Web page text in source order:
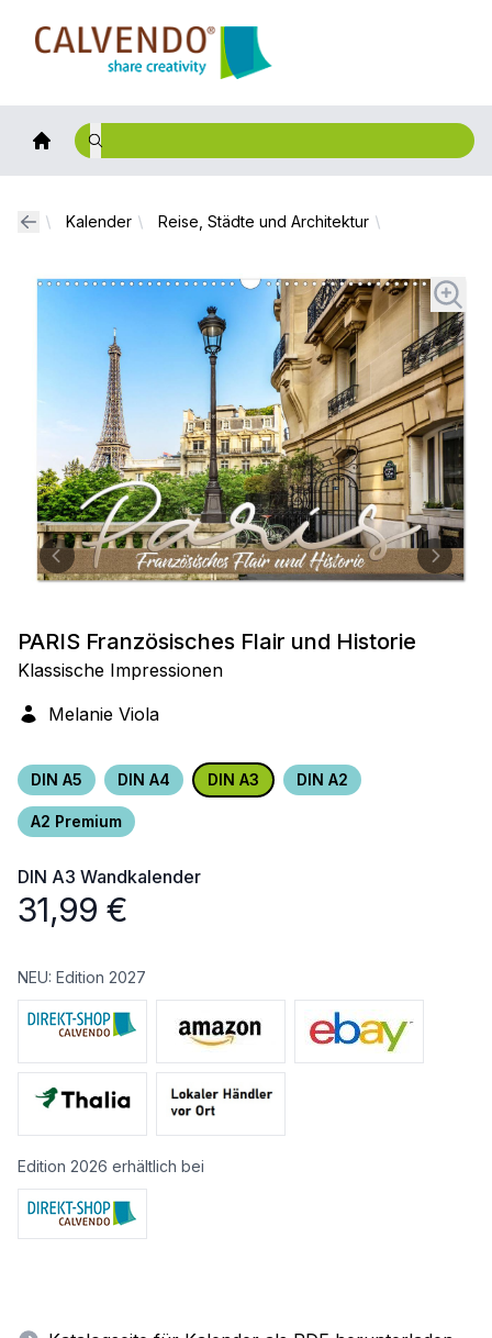
Calvendo
Kalender Reise, Städte und Architektur
PARIS Französisches Flair und Historie
Klassische Impressionen
Melanie Viola
DIN A5 DIN A4 DIN A3 DIN A2
A2 Premium
DIN A3 Wandkalender
31,99 €
NEU: Edition 2027
Edition 2026 erhältlich bei